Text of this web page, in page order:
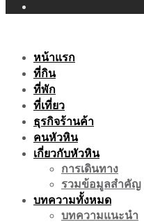
หน้าแรก
ที่กิน
ที่พัก
ที่เที่ยว
ธุรกิจร้านค้า
คนหัวหิน
เกี่ยวกับหัวหิน
การเดินทาง
รวมข้อมูลสำคัญ
บทความทั้งหมด
บทความแนะนำ